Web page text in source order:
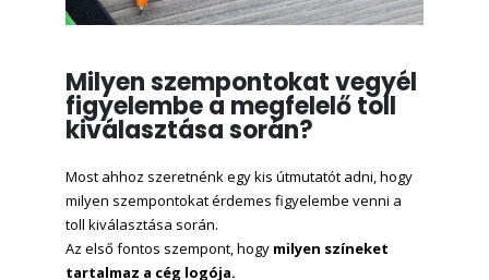
Milyen szempontokat vegyél
figyelembe a megfelelő toll
kiválasztása során?
Most ahhoz szeretnénk egy kis útmutatót adni, hogy
milyen szempontokat érdemes figyelembe venni a
toll kiválasztása során.
Az első fontos szempont, hogy milyen színeket
tartalmaz a cég logója.